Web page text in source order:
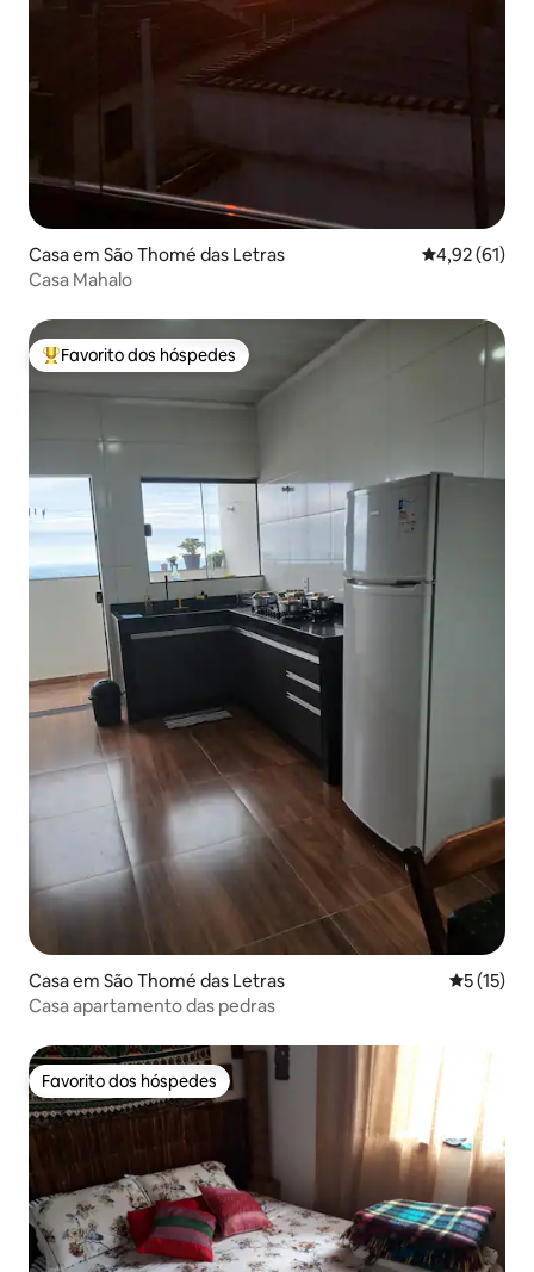
Casa em São Thomé das Letras Classificação
4,92 (61)
Casa Mahalo
Favoritos dos hóspedes mais apreciados
Favorito dos hóspedes
Casa em São Thomé das Letras
5 (15)
Casa apartamento das pedras
Favorito dos hóspedes
Favorito dos hóspedes